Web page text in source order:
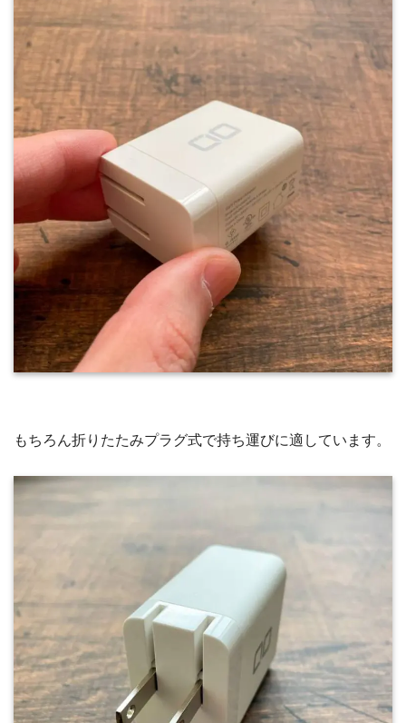
もちろん折りたたみプラグ式で持ち運びに適しています。